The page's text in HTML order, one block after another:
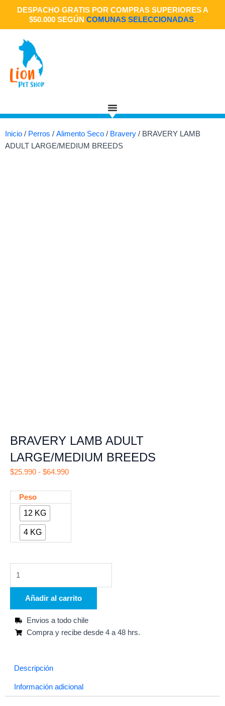
contenido
DESPACHO GRATIS POR COMPRAS SUPERIORES A
$50.000 SEGÚN COMUNAS SELECCIONADAS.
Inicio / Perros / Alimento Seco / Bravery / BRAVERY LAMB
ADULT LARGE/MEDIUM BREEDS
BRAVERY LAMB ADULT
LARGE/MEDIUM BREEDS
$25.990 - $64.990Rango
$64.990
Peso
12 KG
4 KG
BRAVERY
LAMB
ADULT
LARGE/MEDIUM
BREEDS
Añadir al carrito
Envios a todo chile
Compra y recibe desde 4 a 48 hrs.
Descripción
Información adicional